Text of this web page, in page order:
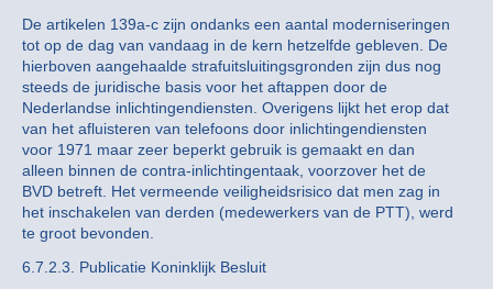
De artikelen 139a-c zijn ondanks een aantal moderniseringen
tot op de dag van vandaag in de kern hetzelfde gebleven. De
hierboven aangehaalde strafuitsluitingsgronden zijn dus nog
steeds de juridische basis voor het aftappen door de
Nederlandse inlichtingendiensten. Overigens lijkt het erop dat
van het afluisteren van telefoons door inlichtingendiensten
voor 1971 maar zeer beperkt gebruik is gemaakt en dan
alleen binnen de contra-inlichtingentaak, voorzover het de
BVD betreft. Het vermeende veiligheidsrisico dat men zag in
het inschakelen van derden (medewerkers van de PTT), werd
te groot bevonden.
6.7.2.3. Publicatie Koninklijk Besluit